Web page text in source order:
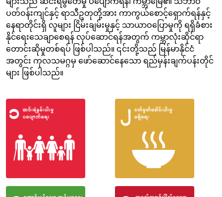
ပတ်ဝန်းကျင်နှင့် ရာသီဥတုတို့အား ကာကွယ်စောင့်ရှောက်ရန်နှင့်
နေရာတိုင်းရှိ လူများ ငြိမ်းချမ်းမှုနှင့် သာယာဝပြောမှုကို ရရှိခံစား
နိုင်ရေးသေချာစေရန် လုပ်ဆောင်ရန်အတွက် ကမ္ဘာလုံးဆိုင်ရာ
တောင်းဆိုမှုတစ်ရပ် ဖြစ်ပါသည်။ ၎င်းတို့သည် မြန်မာနိုင်ငံ
အတွင်း ကုလသမဂ္ဂမှ ဖော်ဆောင်နေသော ရည်မှန်းချက်ပန်းတိုင်
များ ဖြစ်ပါသည်။